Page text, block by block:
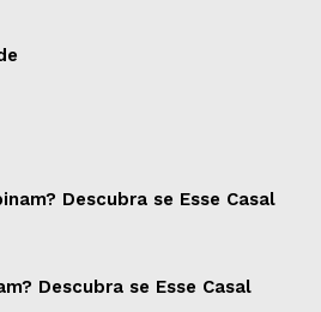
Descubra se Esse Casal
Descubra se Esse Casal